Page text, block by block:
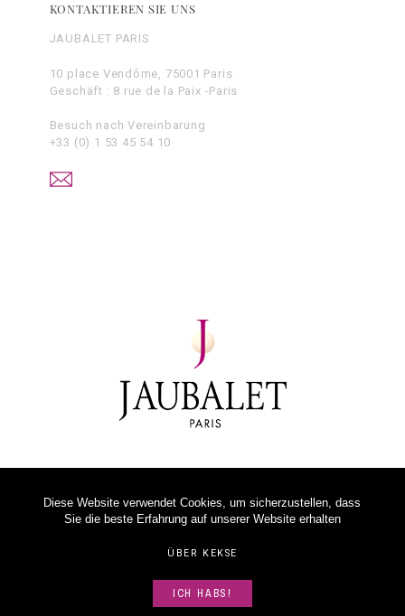
KONTAKTIEREN SIE UNS
JAUBALET PARIS
10 place Vendôme, 75001 Paris
Geschäft : 8 rue de la Paix -Paris
Besuch nach Vereinbarung
+33 (0) 1 53 45 54 10
Diese Website verwendet Cookies, um sicherzustellen, dass
Sie die beste Erfahrung auf unserer Website erhalten
ÜBER KEKSE
ICH HABS!